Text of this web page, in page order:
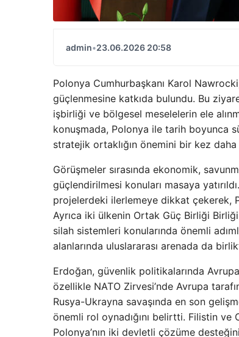
admin•23.06.2026 20:58
Polonya Cumhurbaşkanı Karol
güçlenmesine katkıda bulundu. Bu
işbirliği ve bölgesel meselelerin ele
konuşmada, Polonya ile tarih boyunca
stratejik ortaklığın önemini bir kez daha
Görüşmeler sırasında ekonomik,
güçlendirilmesi konuları masaya
projelerdeki ilerlemeye dikkat çekerek,
Ayrıca iki ülkenin Ortak Güç Birliği
silah sistemleri konularında önemli
alanlarında uluslararası arenada da
Erdoğan, güvenlik politikalarında
özellikle NATO Zirvesi’nde Avrupa
Rusya-Ukrayna savaşında en son
önemli rol oynadığını belirtti. Filistin
Polonya’nın iki devletli çözüme